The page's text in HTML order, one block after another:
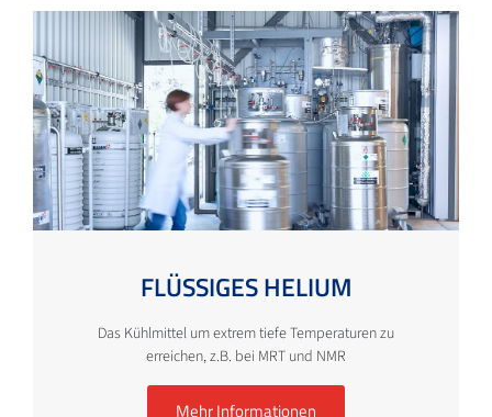
FLÜSSIGES HELIUM
Das Kühlmittel um extrem tiefe Temperaturen zu
erreichen, z.B. bei MRT und NMR
Mehr Informationen